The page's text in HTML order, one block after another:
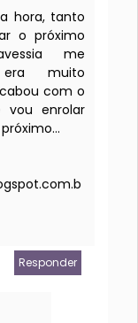
hora, tanto
o próximo
me
era muito
com o
vou enrolar
Responder